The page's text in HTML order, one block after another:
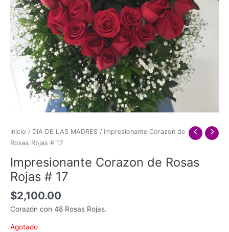
Inicio / DIA DE LAS MADRES / Impresionante Corazon de
Rosas Rojas # 17
Impresionante Corazon de Rosas
Rojas # 17
$2,100.00
Corazón con 48 Rosas Rojas.
Agotado